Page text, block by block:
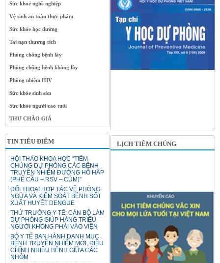
Sức khoẻ nghề nghiệp
Vệ sinh an toàn thực phẩm
Sức khỏe học đường
Tai nạn thương tích
Phòng chống bệnh lây
Phòng chống bệnh không lây
Phòng nhiễm HIV
Sức khỏe sinh sản
Sức khỏe người cao tuổi
THƯ CHÀO GIÁ
TIN TIÊU ĐIỂM
HỘI THẢO KHOA HỌC “TIÊM
CHỦNG DỰ PHÒNG CÁC BỆNH
TRUYỀN NHIỄM ĐƯỜNG HÔ HẤP
(PHẾ CẦU – RSV – CÚM)”
ĐỐI THOẠI HỢP TÁC VỀ PHÒNG
NGỪA VÀ KIỂM SOÁT BỆNH SỐT
XUẤT HUYẾT DENGUE
THỨ TRƯỞNG Y TẾ: CÁN BỘ LÀM
DỰ PHÒNG GIÚP HÀNG TRIỆU
NGƯỜI KHÔNG PHẢI VÀO VIỆN
BỘ Y TẾ BAN HÀNH DANH MỤC
BỆNH TRUYỀN NHIỄM MỚI, ĐIỀU
CHỈNH NHIỀU BỆNH GIỮA CÁC
NHÓM
LỊCH TIÊM CHỦNG